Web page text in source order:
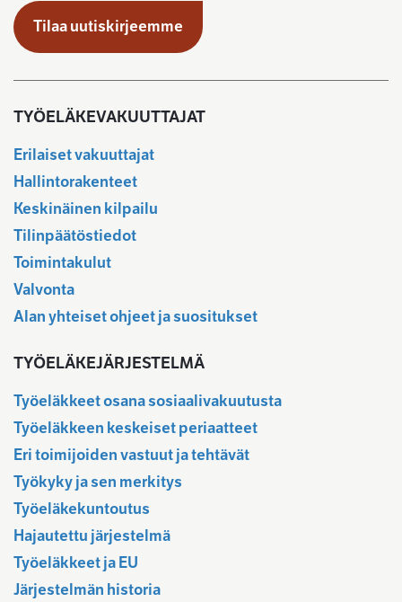
Tilaa uutiskirjeemme
TYÖELÄKEVAKUUTTAJAT
Erilaiset vakuuttajat
Hallintorakenteet
Keskinäinen kilpailu
Tilinpäätöstiedot
Toimintakulut
Valvonta
Alan yhteiset ohjeet ja suositukset
TYÖELÄKEJÄRJESTELMÄ
Työeläkkeet osana sosiaalivakuutusta
Työeläkkeen keskeiset periaatteet
Eri toimijoiden vastuut ja tehtävät
Työkyky ja sen merkitys
Työeläkekuntoutus
Hajautettu järjestelmä
Työeläkkeet ja EU
Järjestelmän historia